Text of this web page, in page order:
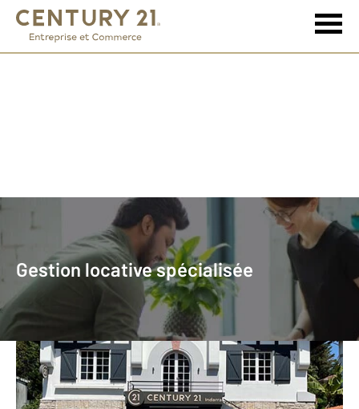
Gestion locative spécialisée
Commerce et Entreprise Gestion locative spécialisée
Notre agence CENTURY 21 Indarra